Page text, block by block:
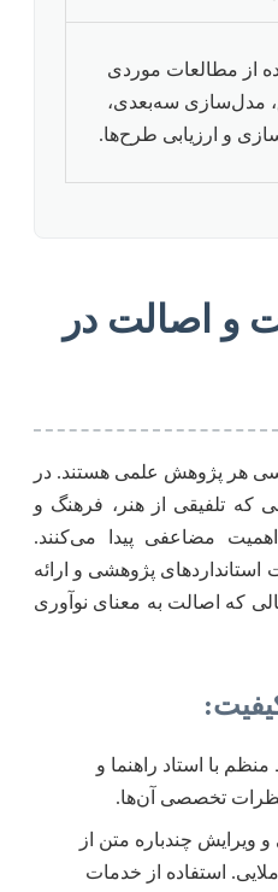
از مطالعات موردی
مدل‌سازی سه‌بعدی،
و ارزیابی طرح‌ها.
و اصالت در
هر پژوهش علمی هستند. در
که تلفیقی از هنر، فرهنگ و
مضاعفی پیدا می‌کنند.
پژوهشی و ارائه
که اصالت به معنای نوآوری
منظم با استاد راهنما و
تخصصی آن‌ها.
و ویرایش چندباره متن از
استفاده از خدمات